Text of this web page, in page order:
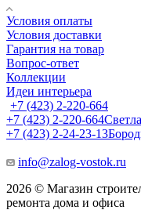
Условия оплаты
Условия доставки
Гарантия на товар
Вопрос-ответ
Коллекции
Идеи интерьера
+7 (423) 2-220-664
+7 (423) 2-220-664
+7 (423) 2-24-23-13
info@zalog-vostok.ru
2026 © Магазин
ремонта дома и офиса